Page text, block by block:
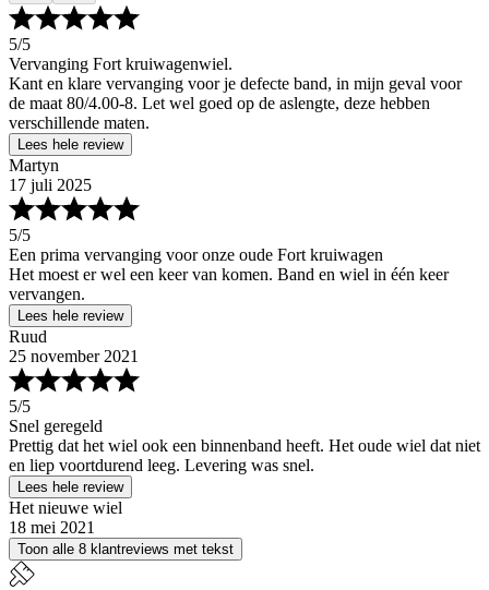
5/5
Vervanging Fort kruiwagenwiel.
Kant en klare vervanging voor je defecte band, in mijn geval voor
de maat 80/4.00-8. Let wel goed op de aslengte, deze hebben
verschillende maten.
Lees hele review
Martyn
17 juli 2025
5/5
Een prima vervanging voor onze oude Fort kruiwagen
Het moest er wel een keer van komen. Band en wiel in één keer
vervangen.
Lees hele review
Ruud
25 november 2021
5/5
Snel geregeld
Prettig dat het wiel ook een binnenband heeft. Het oude wiel dat niet
en liep voortdurend leeg. Levering was snel.
Lees hele review
Het nieuwe wiel
18 mei 2021
Toon alle 8 klantreviews met tekst